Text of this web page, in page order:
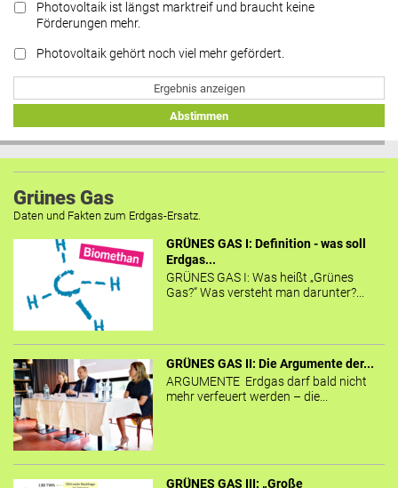
Photovoltaik ist längst marktreif und braucht keine
Förderungen mehr.
Photovoltaik gehört noch viel mehr gefördert.
Ergebnis anzeigen
Abstimmen
Grünes Gas
Daten und Fakten zum Erdgas-Ersatz.
GRÜNES GAS I: Definition - was soll
Erdgas...
GRÜNES GAS I: Was heißt „Grünes
Gas?“ Was versteht man darunter?...
GRÜNES GAS II: Die Argumente der...
ARGUMENTE Erdgas darf bald nicht
mehr verfeuert werden – die...
GRÜNES GAS III: „Große